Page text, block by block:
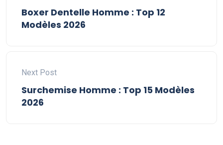
Boxer Dentelle Homme : Top 12
Modèles 2026
Next Post
Surchemise Homme : Top 15 Modèles
2026